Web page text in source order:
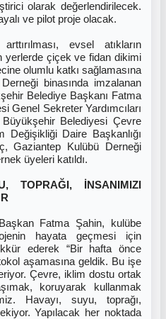
olarak değerlendirilecek.
ve pilot proje olacak.
arttırılması, evsel atıkların
yerlerde çiçek ve fidan dikimi
olumlu katkı sağlamasına
binasında imzalanan
Belediye Başkanı Fatma
Genel Sekreter Yardımcıları
Belediyesi Çevre
Değişikliği Daire Başkanlığı
Gaziantep Kulübü Derneği
üyeleri katıldı.
TOPRAĞI, İNSANIMIZI
Fatma Şahin, kulübe
hayata geçmesi için
ederek “Bir hafta önce
aşamasına geldik. Bu işe
Çevre, iklim dostu ortak
koruyarak kullanmak
Havayı, suyu, toprağı,
Yapılacak her noktada